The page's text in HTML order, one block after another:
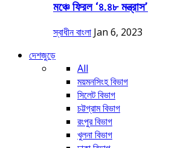
মঞ্চে ফিরল ‘৪.৪৮ মন্ত্রাস’
স্বাধীন বাংলা Jan 6, 2023
দেশজুড়ে
All
ময়মনসিংহ বিভাগ
সিলেট বিভাগ
চট্টগ্রাম বিভাগ
রংপুর বিভাগ
খুলনা বিভাগ